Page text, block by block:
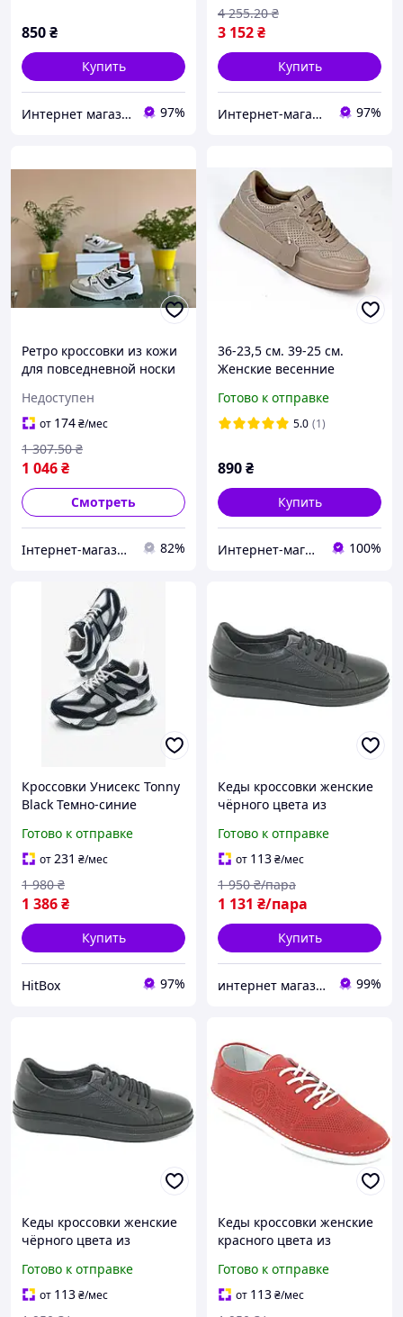
850₴
Купить
Интернет магазин обуви "Скороходик" 97%
3 152₴
4 255.20 ₴
Купить
Интернет-магазин "Brettani" 97%
Ретро кроссовки из кожи
для повседневной носки
производством New
Balance 550
Недоступен
от 174₴/мес
1 046₴
1 307.50 ₴
Смотреть
Інтернет-магазин TOOLS MAX 82%
36-23,5 см. 39-25 см.
Женские весенние
бежевого цвета, мокко,
натуральная кожа
Готово к отправке
5.0 (1)
890₴
Купить
Интернет-магазин "Гардеробчик" 100%
Кроссовки Унисекс Tonny
Black Темно-синие
р.44(стелька 28см)
Готово к отправке
от231 ₴/мес
1 386₴
1 980 ₴
Купить
HitBox 97%
Кеды кроссовки женские
чёрного цвета из
прошитые производства
Турция размер 37
Готово к отправке
от 113₴/мес
1 131 ₴/пара
1 950 ₴/пара
Купить
интернет магазин ОПТИМАЛЬНЫЙ ВЫБОР 99%
Кеды кроссовки женские
чёрного цвета из
прошитые производства
Турция размер 40
Готово к отправке
от 113₴/мес
Кеды кроссовки женские
красного цвета из
прошитые производства
Турция размер 37
Готово к отправке
от 113₴/мес